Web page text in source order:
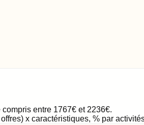
compris entre 1767€et 2236€.
x caractéristiques, % par